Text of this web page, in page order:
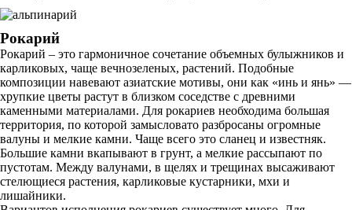
Рокарий
Рокарий – это гармоничное сочетание объемных булыжников и
карликовых, чаще вечнозеленых, растений. Подобные
композиции навевают азиатские мотивы, они как «инь и янь» —
хрупкие цветы растут в близком соседстве с древними
каменными материалами. Для рокариев необходима большая
территория, по которой замысловато разбросаны огромные
валуны и мелкие камни. Чаще всего это сланец и известняк.
Большие камни вкапывают в грунт, а мелкие рассыпают по
пустотам. Между валунами, в щелях и трещинах высаживают
стелющиеся растения, карликовые кустарники, мхи и
лишайники.